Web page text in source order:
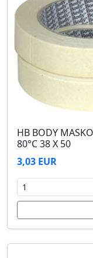
HB BODY
80°C 38 X 50
3,03 EUR